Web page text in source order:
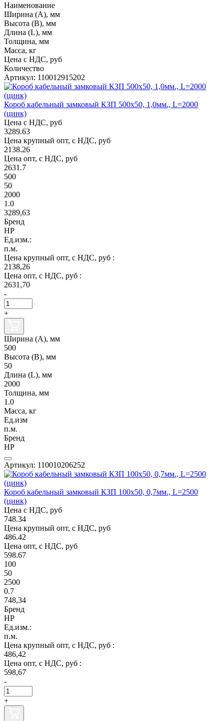
Наименование
Ширина (А), мм
Высота (В), мм
Длина (L), мм
Толщина, мм
Масса, кг
Цена с НДС, руб
Количество
Артикул: 110012915202
Короб кабельный замковый КЗП 500х50, 1,0мм., L=2000
(цинк)
Цена с НДС, руб
3289.63
Цена крупный опт, с НДС, руб
2138.26
Цена опт, с НДС, руб
2631.7
500
50
2000
1.0
3289,63
Бренд
НР
Ед.изм.:
п.м.
Цена крупный опт, с НДС, руб :
2138,26
Цена опт, с НДС, руб :
2631,70
-
+
Ширина (А), мм
500
Высота (В), мм
50
Длина (L), мм
2000
Толщина, мм
1.0
Масса, кг
Ед.изм
п.м.
Бренд
НР
Артикул: 110010206252
Короб кабельный замковый КЗП 100х50, 0,7мм., L=2500
(цинк)
Цена с НДС, руб
748.34
Цена крупный опт, с НДС, руб
486.42
Цена опт, с НДС, руб
598.67
100
50
2500
0.7
748,34
Бренд
НР
Ед.изм.:
п.м.
Цена крупный опт, с НДС, руб :
486,42
Цена опт, с НДС, руб :
598,67
-
+